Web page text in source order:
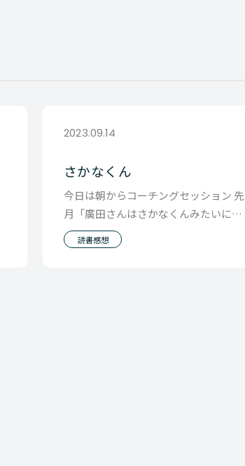
2023.09.14
さかなくん
今日は朝からコーチングセッション 先
月「廣田さんはさかなくんみたいに好
きなことを追求して生きていくのが 似
合ってると思う
読書感想